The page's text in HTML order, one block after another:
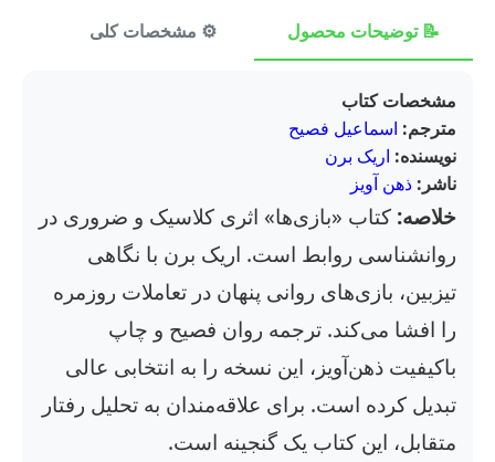
📝 توضیحات محصول ⚙️ مشخصات کلی
مشخصات کتاب
مترجم: اسماعیل فصیح
نویسنده: اریک برن
ناشر: ذهن آویز
خلاصه: کتاب «بازی‌ها» اثری کلاسیک و ضروری در
روانشناسی روابط است. اریک برن با نگاهی
تیزبین، بازی‌های روانی پنهان در تعاملات روزمره
را افشا می‌کند. ترجمه روان فصیح و چاپ
باکیفیت ذهن‌آویز، این نسخه را به انتخابی عالی
تبدیل کرده است. برای علاقه‌مندان به تحلیل رفتار
متقابل، این کتاب یک گنجینه است.